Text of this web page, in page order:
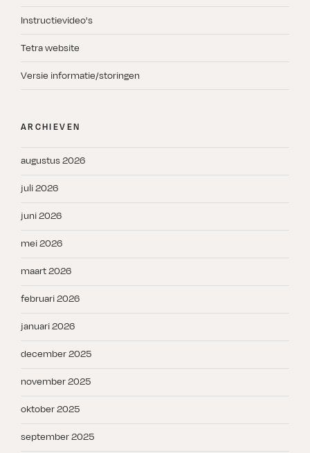
Instructievideo's
Tetra website
Versie informatie/storingen
ARCHIEVEN
augustus 2026
juli 2026
juni 2026
mei 2026
maart 2026
februari 2026
januari 2026
december 2025
november 2025
oktober 2025
september 2025